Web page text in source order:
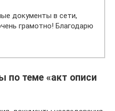
документы в сети,
грамотно! Благодарю
по теме «акт описи